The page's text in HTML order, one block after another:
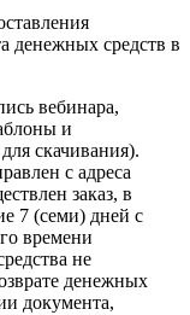
денежных средств в
вебинара,
и
скачивания).
с адреса
заказ, в
7 (семи) дней с
времени
не
денежных
документа,